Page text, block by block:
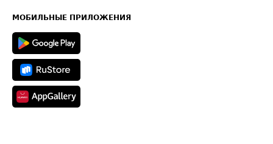
Техническая информация
МОБИЛЬНЫЕ ПРИЛОЖЕНИЯ